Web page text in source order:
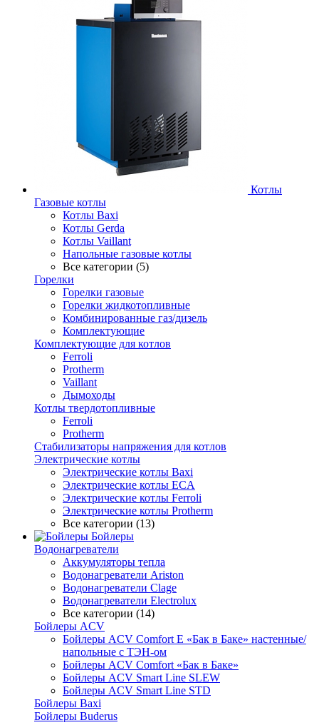
Котлы
Газовые котлы
Котлы Baxi
Котлы Gerda
Котлы Vaillant
Напольные газовые котлы
Все категории (5)
Горелки
Горелки газовые
Горелки жидкотопливные
Комбинированные газ/дизель
Комплектующие
Комплектующие для котлов
Ferroli
Protherm
Vaillant
Дымоходы
Котлы твердотопливные
Ferroli
Protherm
Стабилизаторы напряжения для котлов
Электрические котлы
Электрические котлы Baxi
Электрические котлы ECA
Электрические котлы Ferroli
Электрические котлы Protherm
Все категории (13)
Бойлеры
Водонагреватели
Аккумуляторы тепла
Водонагреватели Ariston
Водонагреватели Clage
Водонагреватели Electrolux
Все категории (14)
Бойлеры ACV
Бойлеры ACV Comfort E «Бак в Баке» настенные/
напольные c ТЭН-ом
Бойлеры ACV Comfort «Бак в Баке»
Бойлеры ACV Smart Line SLEW
Бойлеры ACV Smart Line STD
Бойлеры Baxi
Бойлеры Buderus